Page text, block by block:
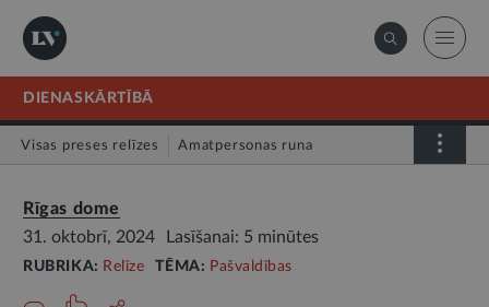
DIENASKĀRTĪBĀ
Visas preses relīzes Amatpersonas runa
Rīgas dome
31. oktobrī, 2024
Lasīšanai: 5 minūtes
RUBRIKA: Relīze TĒMA: Pašvaldības